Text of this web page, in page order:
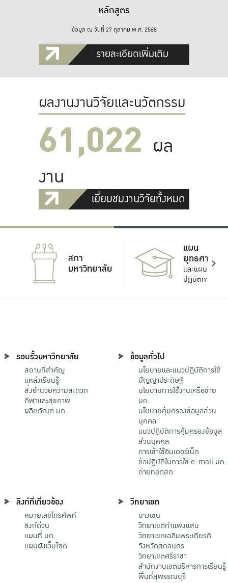
หลักสูตร
ข้อมูล ณ วันที่ 27 ตุลาคม พ.ศ. 2568
รายละเอียดเพิ่มเติม
ผลงานงานวิจัยและนวัตกรรม
61,022 ผล
งาน
เยี่ยมชมงานวิจัยทั้งหมด
สภา
มหาวิทยาลัย
แผน
ยุทธศาสตร์
และแผน
ปฏิบัติการ
รอบรั้วมหาวิทยาลัย
สถานที่สำคัญ
แหล่งเรียนรู้
สิ่งอำนวยความสะดวก
กีฬาและสุขภาพ
ผลิตภัณฑ์ มก.
ข้อมูลทั่วไป
นโยบายและแนวปฏิบัติการใช้
ปัญญาประดิษฐ์
นโยบายการใช้งานเครือข่าย
มก.
นโยบายคุ้มครองข้อมูลส่วน
บุคคล
แนวปฏิบัติการคุ้มครองข้อมูล
ส่วนบุคคล
การเข้าใช้อินเตอร์เน็ต
ข้อปฏิบัติในการใช้ e-mail มก.
ถ่ายทอดสด
ลิงก์ที่เกี่ยวข้อง
หมายเลขโทรศัพท์
ลิงก์ด่วน
แผนที่ มก.
แผนผังเว็บไซต์
วิทยาเขต
บางเขน
วิทยาเขตกําแพงแสน
วิทยาเขตเฉลิมพระเกียรติ
จังหวัดสกลนคร
วิทยาเขตศรีราชา
สำนักงานเขตบริหารการเรียนรู้
พื้นที่สุพรรณบุรี